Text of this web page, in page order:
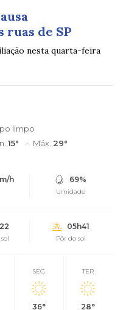
ruas de SP
nesta quarta-feira
limpo
15° Máx. 29°
h 69%
Umidade
05h41
Pôr do sol
SEG
36°
TER
28°